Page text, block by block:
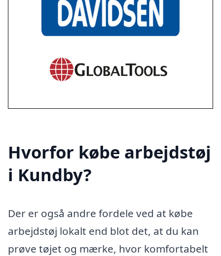
Hvorfor købe arbejdstøj
i Kundby?
Der er også andre fordele ved at købe
arbejdstøj lokalt end blot det, at du kan
prøve tøjet og mærke, hvor komfortabelt